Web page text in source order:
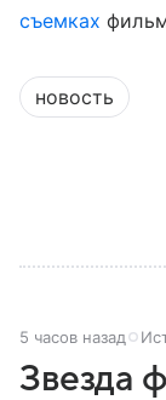
съемках
новость
5 часов назад
Звезда